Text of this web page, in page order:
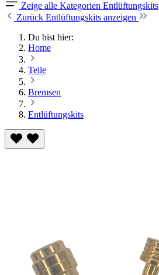
Zeige alle Kategorien Entlüftungskits
Zurück Entlüftungskits anzeigen
Du bist hier:
Home
Teile
Bremsen
Entlüftungskits